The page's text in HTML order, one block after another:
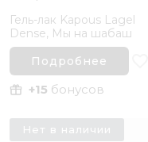
Гель-лак Kapous Lagel
Dense, Мы на шабаш
Подробнее
+15 бонусов
Нет в наличии